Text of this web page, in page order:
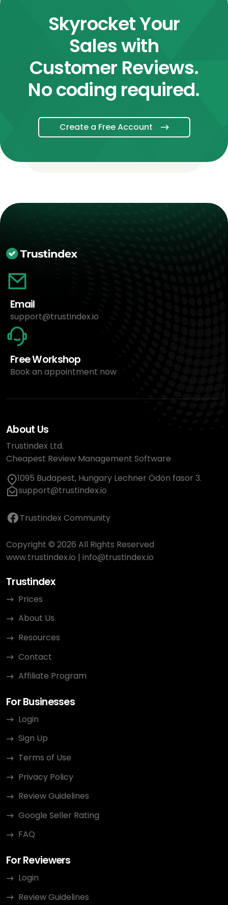
Skyrocket Your
Sales with
Customer Reviews.
No coding required.
Create a Free Account
Email
support@trustindex.io
Free Workshop
Book an appointment now
About Us
Trustindex Ltd.
Cheapest Review Management Software
1095 Budapest, Hungary Lechner Ödön fasor 3.
support@trustindex.io
Trustindex Community
Copyright © 2026 All Rights Reserved
www.trustindex.io | info@trustindex.io
Trustindex
Prices
About Us
Resources
Contact
Affiliate Program
For Businesses
Login
Sign Up
Terms of Use
Privacy Policy
Review Guidelines
Google Seller Rating
FAQ
For Reviewers
Login
Review Guidelines